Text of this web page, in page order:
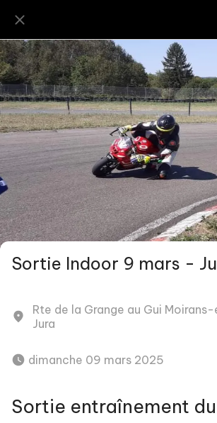
Sortie Indoor 9 mars -
Rte de la Grange au Gui
Jura
dimanche 09 mars 2025
Sortie entraînement